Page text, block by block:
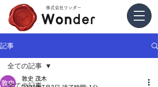
​株式会社ワンダー
記事
全ての記事
敦史 茂木